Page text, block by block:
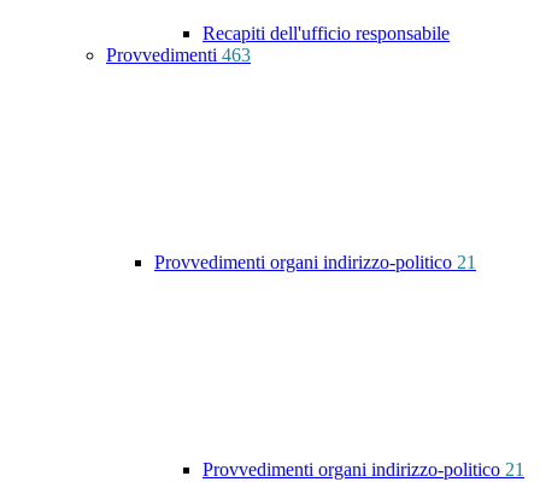
Recapiti dell'ufficio responsabile
Provvedimenti 463
Provvedimenti organi indirizzo-politico 21
Provvedimenti organi indirizzo-politico 21